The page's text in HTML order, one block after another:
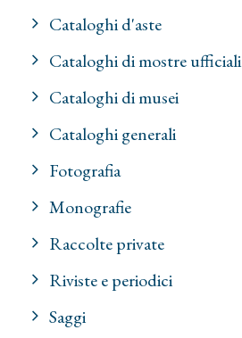
Cataloghi d'aste
Cataloghi di mostre ufficiali
Cataloghi di musei
Cataloghi generali
Fotografia
Monografie
Raccolte private
Riviste e periodici
Saggi